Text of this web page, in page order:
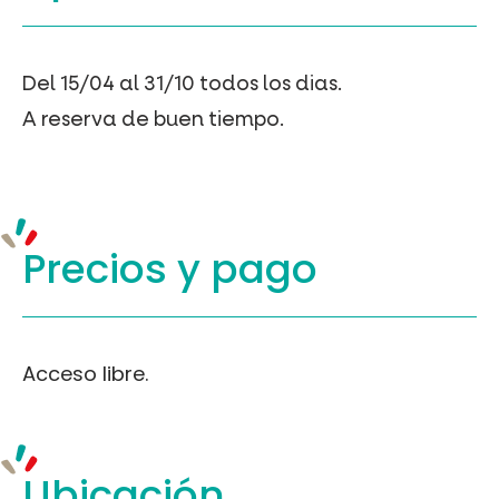
Del 15/04 al 31/10 todos los dias.
A reserva de buen tiempo.
Precios y pago
Acceso libre.